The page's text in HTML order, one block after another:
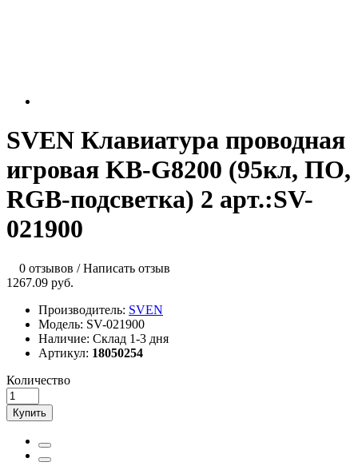
SVEN Клавиатура проводная
игровая KB-G8200 (95кл, ПО,
RGB-подсветка) 2 арт.:SV-
021900
0 отзывов /Написать отзыв
1267.09 руб.
Производитель: SVEN
Модель: SV-021900
Наличие: Склад 1-3 дня
Артикул: 18050254
Количество
Купить